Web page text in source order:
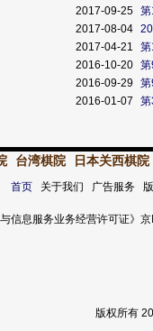
2017-09-25
2017-08-04
2017-04-21
2016-10-20
2016-09-29
2016-01-07
台湾棋院 日本关西棋院
首页关于我们 广告服务
与信息服务业务经营许可证
版权所有